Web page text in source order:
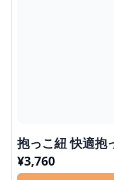
抱っこ紐 快適抱
¥3,760